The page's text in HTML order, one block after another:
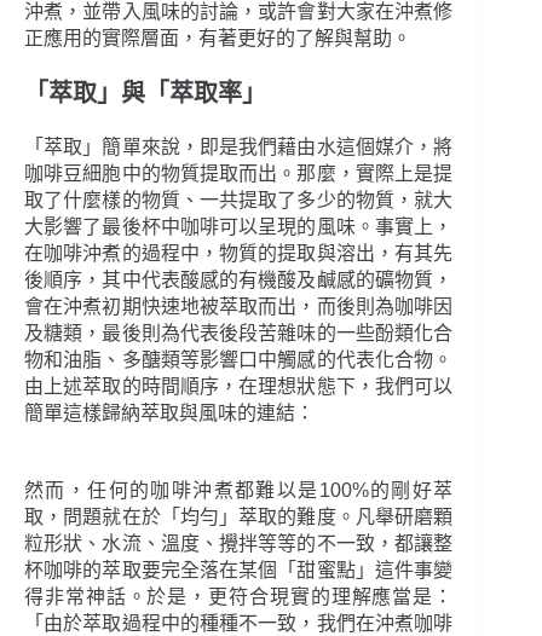
沖煮，並帶入風味的討論，或許會對大家在沖煮修
正應用的實際層面，有著更好的了解與幫助。
「萃取」與「萃取率」
「萃取」簡單來說，即是我們藉由水這個媒介，將
咖啡豆細胞中的物質提取而出。那麼，實際上是提
取了什麼樣的物質、一共提取了多少的物質，就大
大影響了最後杯中咖啡可以呈現的風味。事實上，
在咖啡沖煮的過程中，物質的提取與溶出，有其先
後順序，其中代表酸感的有機酸及鹹感的礦物質，
會在沖煮初期快速地被萃取而出，而後則為咖啡因
及糖類，最後則為代表後段苦雜味的一些酚類化合
物和油脂、多醣類等影響口中觸感的代表化合物。
由上述萃取的時間順序，在理想狀態下，我們可以
簡單這樣歸納萃取與風味的連結：
然而，任何的咖啡沖煮都難以是100%的剛好萃
取，問題就在於「均勻」萃取的難度。凡舉研磨顆
粒形狀、水流、溫度、攪拌等等的不一致，都讓整
杯咖啡的萃取要完全落在某個「甜蜜點」這件事變
得非常神話。於是，更符合現實的理解應當是：
「由於萃取過程中的種種不一致，我們在沖煮咖啡